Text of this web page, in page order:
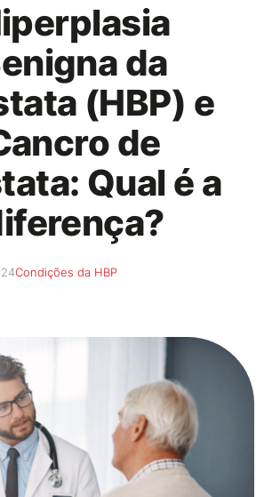
da
(HBP) e
de
Qual é a
Condições da HBP